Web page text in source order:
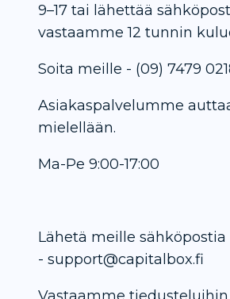
9–17 tai lähettää
vastaamme 12 tunnin
Soita meille - (09) 7479
Asiakaspalvelumme
mielellään.
Ma-Pe 9:00-17:00
Lähetä meille sähköpostia
- support@capitalbox.fi
Vastaamme tiedusteluihin